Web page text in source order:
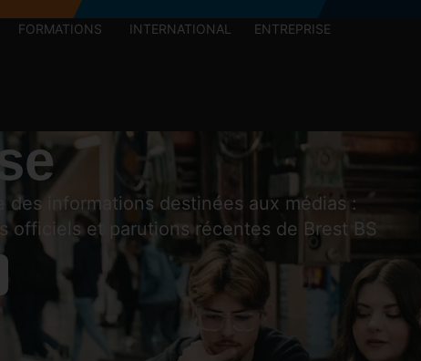
FORMATIONS INTERNATIONAL ENTREPRISE
des informations destinées aux médias :
officiels et parutions récentes de Brest BS